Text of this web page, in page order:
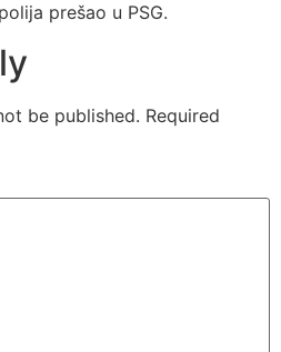
prešao u PSG.
be published. Required